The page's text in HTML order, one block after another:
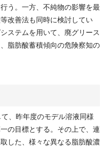
う。一方、不純物の影響を最
改善法も同時に検討してい
ステムを用いて、廃グリース
脂肪酸蓄積傾向の危険察知の
、昨年度のモデル溶液同様
の目標とする。その上で、連
した、様々な異なる脂肪酸濃